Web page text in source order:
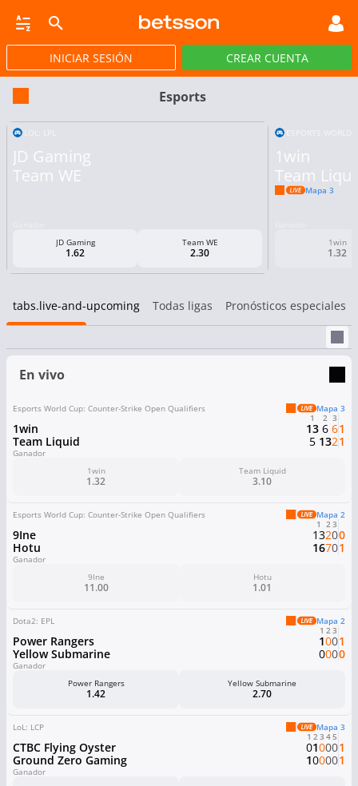
CASINO EN VIVO JACKPOTS PÓKER DEP VIRTUALES PROMOCIONES
INICIAR SESIÓN CREAR CUENTA
Esports
JD Gaming
Team WE
JD Gaming
1.62
Team WE
2.30
1win
Team
Mapa 3
1win
1.32
tabs.live-and-upcoming Todas ligas Pronósticos especiales
En vivo
Esports World Cup: Counter-Strike Open Qualifiers Mapa 3
1win
Team Liquid
1
13
5
2
6
13
3
6
2
1
1
Ganador
1win
1.32
Team Liquid
3.10
Esports World Cup: Counter-Strike Open Qualifiers Mapa 2
9Ine
Hotu
1
13
16
2
2
7
3
0
0
0
1
Ganador
9Ine
11.00
Hotu
1.01
Dota2: EPL Mapa 2
Power Rangers
Yellow Submarine
1
1
0
2
0
0
3
0
0
1
0
Ganador
Power Rangers
1.42
Yellow Submarine
2.70
LoL: LCP Mapa 3
CTBC Flying Oyster
Ground Zero Gaming
1
0
1
2
1
0
3
0
0
4
0
0
5
0
0
1
1
Ganador